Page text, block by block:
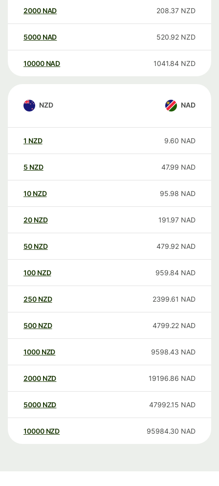
2000 NAD 208.37 NZD
5000 NAD 520.92 NZD
10000 NAD 1041.84 NZD
NZD NAD
1 NZD 9.60 NAD
5 NZD 47.99 NAD
10 NZD 95.98 NAD
20 NZD 191.97 NAD
50 NZD 479.92 NAD
100 NZD 959.84 NAD
250 NZD 2399.61 NAD
500 NZD 4799.22 NAD
1000 NZD 9598.43 NAD
2000 NZD 19196.86 NAD
5000 NZD 47992.15 NAD
10000 NZD 95984.30 NAD